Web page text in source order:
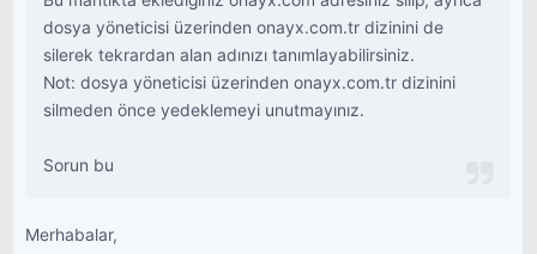
dosya yöneticisi üzerinden onayx.com.tr dizinini de
silerek tekrardan alan adınızı tanımlayabilirsiniz.
Not: dosya yöneticisi üzerinden onayx.com.tr dizinini
silmeden önce yedeklemeyi unutmayınız.
Sorun bu
Merhabalar,